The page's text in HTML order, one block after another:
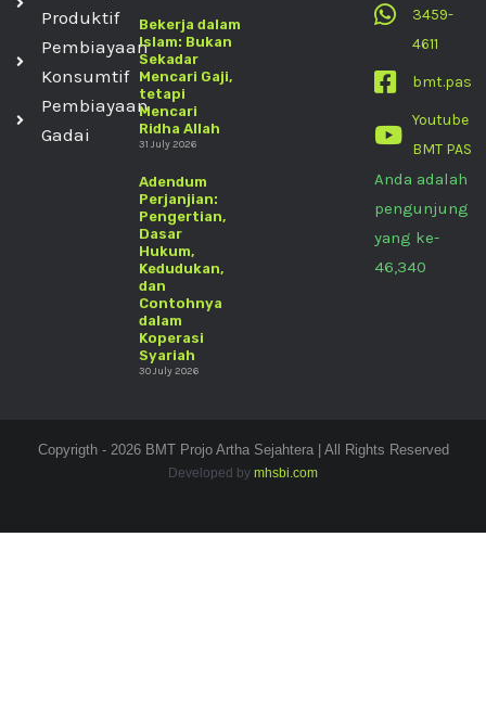
Produktif
Pembiayaan
Konsumtif
Pembiayaan
Gadai
Bekerja dalam
Islam: Bukan
Sekadar
Mencari Gaji,
tetapi
Mencari
Ridha Allah
31 July 2026
Adendum
Perjanjian:
Pengertian,
Dasar
Hukum,
Kedudukan,
dan
Contohnya
dalam
Koperasi
Syariah
30 July 2026
3459-
4611
bmt.pas
Youtube
BMT PAS
Anda adalah
pengunjung
yang ke-
46,340
Copyrigth - 2026 BMT Projo Artha Sejahtera | All Rights Reserved
Developed by mhsbi.com